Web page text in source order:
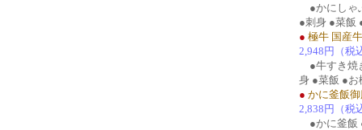
●かにしゃ
●刺身 ●菜飯
● 極牛 国産
2,948円（税
●牛すき焼
身 ●菜飯 ●お
● かに釜飯
2,838円（税
●かに釜飯